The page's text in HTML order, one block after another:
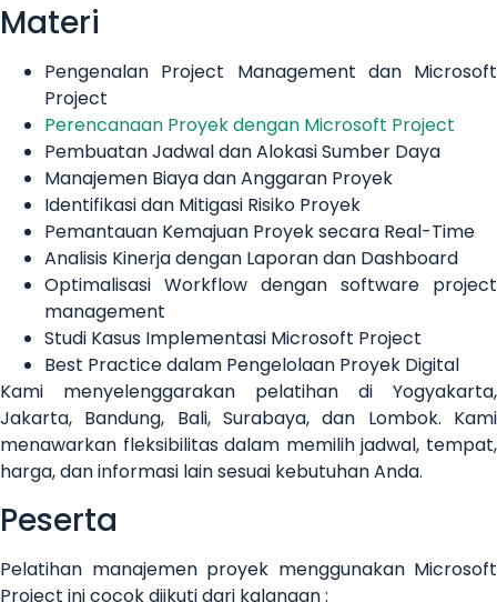
Materi
Pengenalan Project Management dan Microsoft
Project
Perencanaan Proyek dengan Microsoft Project
Pembuatan Jadwal dan Alokasi Sumber Daya
Manajemen Biaya dan Anggaran Proyek
Identifikasi dan Mitigasi Risiko Proyek
Pemantauan Kemajuan Proyek secara Real-Time
Analisis Kinerja dengan Laporan dan Dashboard
Optimalisasi Workflow dengan software project
management
Studi Kasus Implementasi Microsoft Project
Best Practice dalam Pengelolaan Proyek Digital
Kami menyelenggarakan pelatihan di Yogyakarta,
Jakarta, Bandung, Bali, Surabaya, dan Lombok. Kami
menawarkan fleksibilitas dalam memilih jadwal, tempat,
harga, dan informasi lain sesuai kebutuhan Anda.
Peserta
Pelatihan manajemen proyek menggunakan Microsoft
Project ini cocok diikuti dari kalangan :